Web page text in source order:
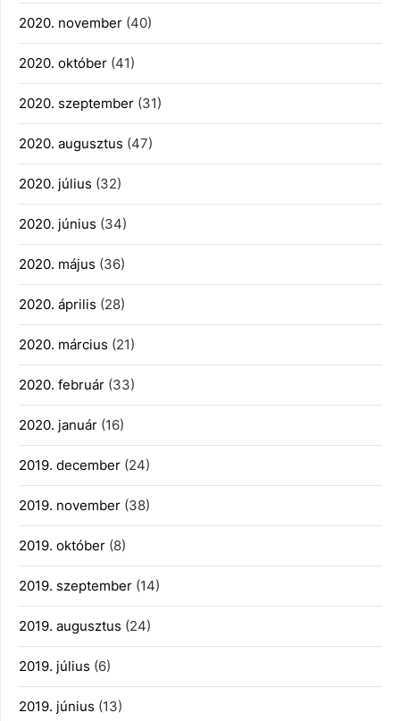
2020. november (40)
2020. október (41)
2020. szeptember (31)
2020. augusztus (47)
2020. július (32)
2020. június (34)
2020. május (36)
2020. április (28)
2020. március (21)
2020. február (33)
2020. január (16)
2019. december (24)
2019. november (38)
2019. október (8)
2019. szeptember (14)
2019. augusztus (24)
2019. július (6)
2019. június (13)